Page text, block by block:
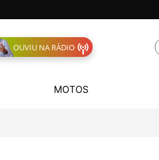
OUVIU NA RÁDIO
MOTOS